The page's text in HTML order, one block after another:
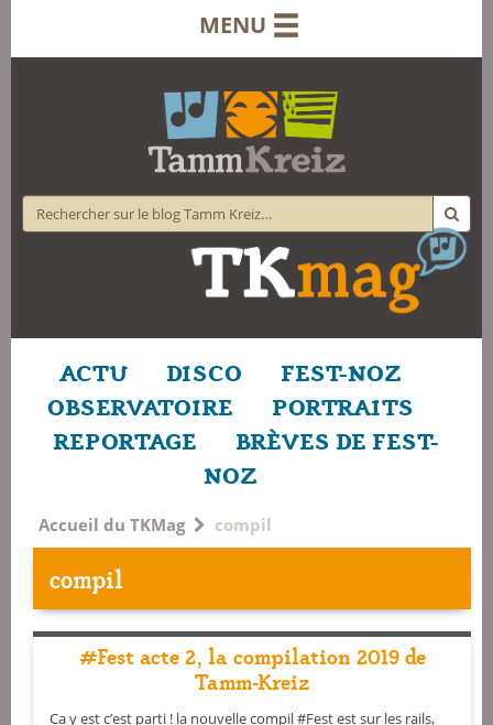
MENU
ACTU DISCO
FEST-NOZ
OBSERVATOIRE
PORTRAITS
REPORTAGE
BRÈVES DE FEST-
NOZ
Accueil du TKMag compil
compil
#Fest acte 2, la compilation 2019 de
Tamm-Kreiz
Ca y est c’est parti ! la nouvelle compil #Fest est sur les rails,